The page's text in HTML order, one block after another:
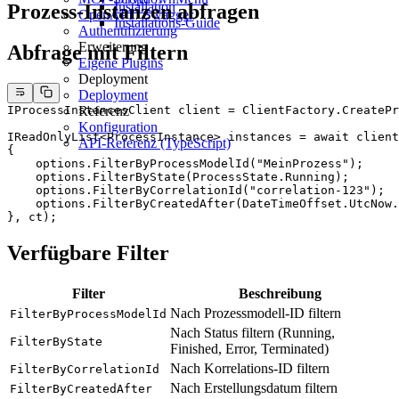
OpenAPI / Swagger
Authentifizierung
Erweiterung
Eigene Plugins
Deployment
Deployment
Referenz
Konfiguration
API-Referenz (TypeScript)
Installation
Installations-Guide
Prozess-Instanzen abfragen
Abfrage mit Filtern
IProcessInstancesClient client = ClientFactory.
IReadOnlyList<ProcessInstance> instances = await
{
    options.
FilterByProcessModelId ( "MeinProzess" );
    options.
FilterByState (ProcessState.Running);
    options.
FilterByCorrelationId ( "correlation-123" );
    options.
FilterByCreatedAfter(DateTimeOffset.UtcNow.
}, ct);
Verfügbare Filter
Filter Beschreibung
FilterByProcessModelId Nach Prozessmodell-ID filtern
FilterByState
Nach Status filtern (Running,
Finished, Error, Terminated)
FilterByCorrelationId Nach Korrelations-ID filtern
FilterByCreatedAfter Nach Erstellungsdatum filtern